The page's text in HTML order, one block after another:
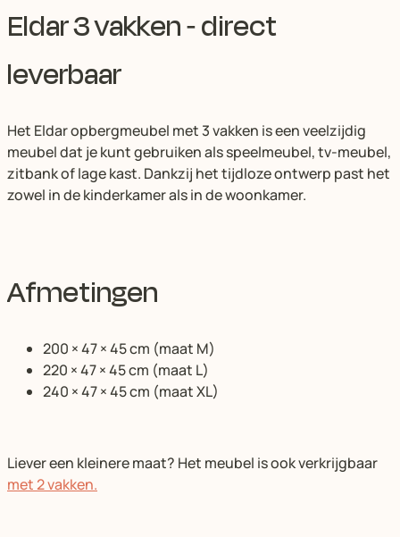
Eldar 3 vakken - direct
leverbaar
Het Eldar opbergmeubel met 3 vakken is een veelzijdig
meubel dat je kunt gebruiken als speelmeubel, tv-meubel,
zitbank of lage kast. Dankzij het tijdloze ontwerp past het
zowel in de kinderkamer als in de woonkamer.
Afmetingen
200 × 47 × 45 cm (maat M)
220 × 47 × 45 cm (maat L)
240 × 47 × 45 cm (maat XL)
Liever een kleinere maat? Het meubel is ook verkrijgbaar
met 2 vakken.